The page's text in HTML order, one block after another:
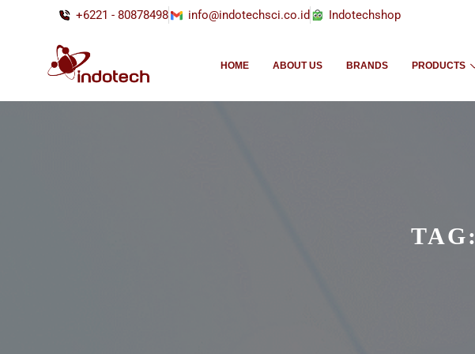
+6221 - 80878498 info@indotechsci.co.id Indotechshop
HOME ABOUT US BRANDS PRODUCTS
TAG: